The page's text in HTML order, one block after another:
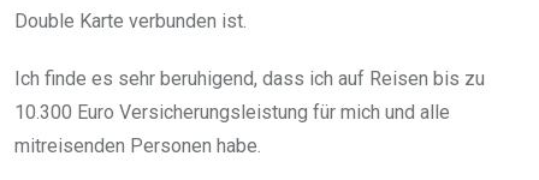
Double Karte verbunden ist.
Ich finde es sehr beruhigend, dass ich auf Reisen bis zu
10.300 Euro Versicherungsleistung für mich und alle
mitreisenden Personen habe.